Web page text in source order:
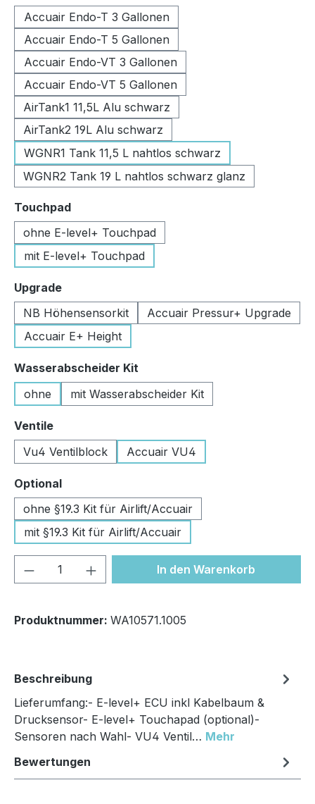
Accuair Endo-T 3 Gallonen
Accuair Endo-T 5 Gallonen
Accuair Endo-VT 3 Gallonen
Accuair Endo-VT 5 Gallonen
AirTank1 11,5L Alu schwarz
AirTank2 19L Alu schwarz
WGNR1 Tank 11,5 L nahtlos schwarz
WGNR2 Tank 19 L nahtlos schwarz glanz
Touchpadauswählen
ohne E-level+ Touchpad
mit E-level+ Touchpad
Upgradeauswählen
NB Höhensensorkit
Accuair Pressur+ Upgrade
Accuair E+ Height
Wasserabscheider Kit
ohne
mit Wasserabscheider Kit
Ventileauswählen
Vu4 Ventilblock
Accuair VU4
Optionalauswählen
ohne §19.3 Kit für Airlift/Accuair
mit §19.3 Kit für Airlift/Accuair
Produkt Anzahl: Gib denIn den Warenkorb
Produktnummer: WA10571.1005
Beschreibung
Lieferumfang:- E-level+ ECU inkl Kabelbaum &
Drucksensor- E-level+ Touchapad (optional)-
Sensoren nach Wahl- VU4 Ventil… Mehr
Bewertungen